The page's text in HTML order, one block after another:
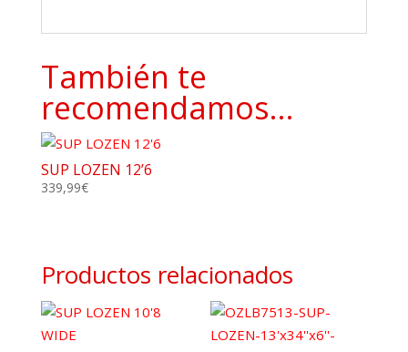
También te
recomendamos…
SUP LOZEN 12’6
339,99€
Productos relacionados